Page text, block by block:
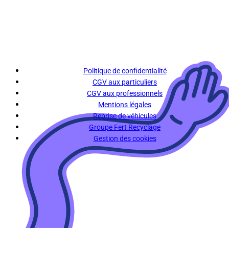
Politique de confidentialité
CGV aux particuliers
CGV aux professionnels
Mentions légales
Reprise de véhicules
Groupe Fert Recyclage
Gestion des cookies